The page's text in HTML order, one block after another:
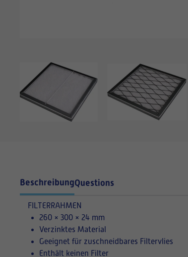
BeschreibungQuestions
FILTERRAHMEN
260 × 300 × 24 mm
Verzinktes Material
Geeignet für zuschneidbares Filtervlies
Enthält keinen Filter